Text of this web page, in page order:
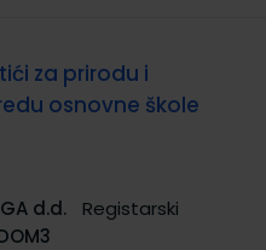
za prirodu i
osnovne škole
d.d.
Registarski